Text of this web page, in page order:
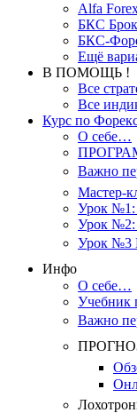
Alfa
БКС
БКС-
Ещё
В ПОМОЩЬ !
Все
Все
Курс по
О себе…
Важно
Мастер-
Урок №1:
Урок №2:
Урок №3
Инфо
О себе…
Учебник
Важно